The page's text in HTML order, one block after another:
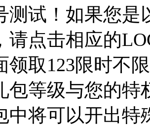
测试！如果您是
请点击相应的
领取123限时不
包等级与您的特
中将可以开出特